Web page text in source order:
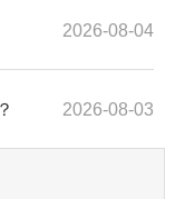
2026-08-04
2026-08-03